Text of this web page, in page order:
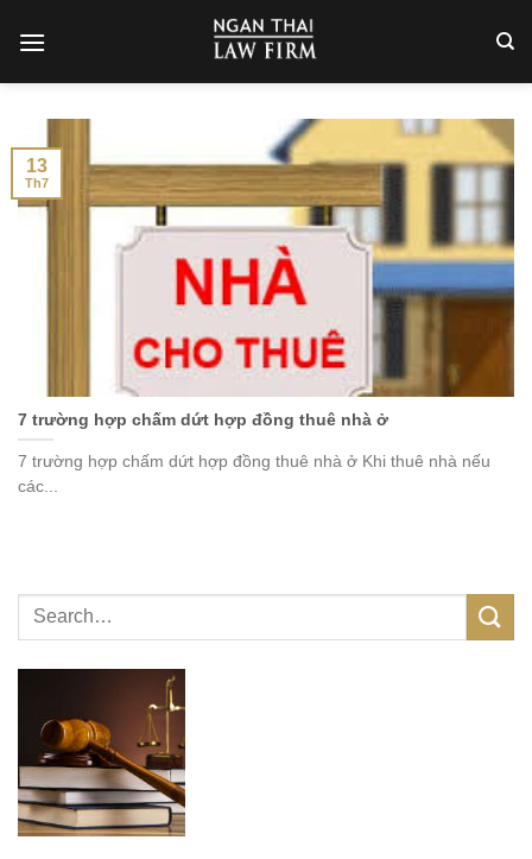
7 trường hợp chấm dứt hợp đồng thuê nhà ở
7 trường hợp chấm dứt hợp đồng thuê nhà ở Khi thuê nhà nếu
các...
13
Th7